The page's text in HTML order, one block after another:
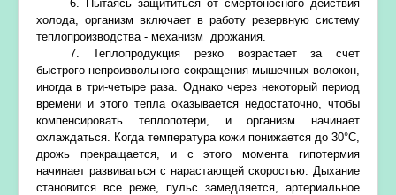
6. Пытаясь защититься от смертоносного действия
холода, организм включает в работу резервную систему
теплопроизводства - механизм дрожания.
7. Теплопродукция резко возрастает за счет
быстрого непроизвольного сокращения мышечных волокон,
иногда в три-четыре раза. Однако через некоторый период
времени и этого тепла оказывается недостаточно, чтобы
компенсировать теплопотери, и организм начинает
охлаждаться. Когда температура кожи понижается до 30°С,
дрожь прекращается, и с этого момента гипотермия
начинает развиваться с нарастающей скоростью. Дыхание
становится все реже, пульс замедляется, артериальное